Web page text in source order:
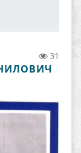
31